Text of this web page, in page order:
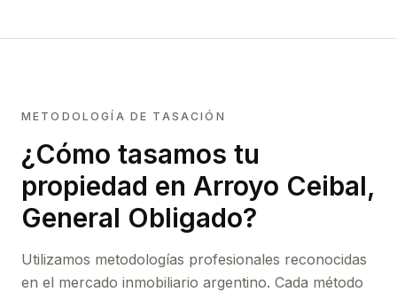
METODOLOGÍA DE TASACIÓN
¿Cómo tasamos tu
propiedad en Arroyo Ceibal,
General Obligado?
Utilizamos metodologías profesionales reconocidas
en el mercado inmobiliario argentino. Cada método